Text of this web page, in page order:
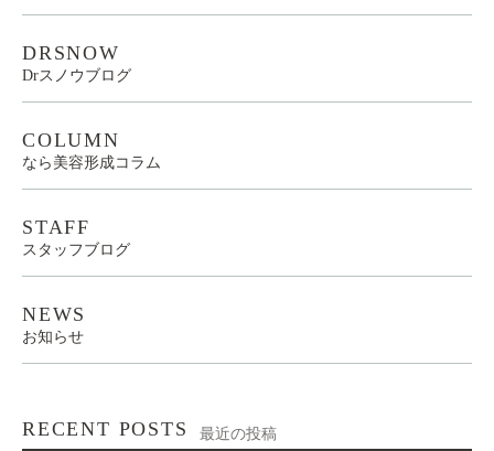
DRSNOW
Drスノウブログ
COLUMN
なら美容形成コラム
STAFF
スタッフブログ
NEWS
お知らせ
RECENT POSTS 最近の投稿